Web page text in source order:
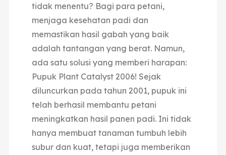
tidak menentu? Bagi para petani,
menjaga kesehatan padi dan
memastikan hasil gabah yang baik
adalah tantangan yang berat. Namun,
ada satu solusi yang memberi harapan:
Pupuk Plant Catalyst 2006! Sejak
diluncurkan pada tahun 2001, pupuk ini
telah berhasil membantu petani
meningkatkan hasil panen padi. Ini tidak
hanya membuat tanaman tumbuh lebih
subur dan kuat, tetapi juga memberikan